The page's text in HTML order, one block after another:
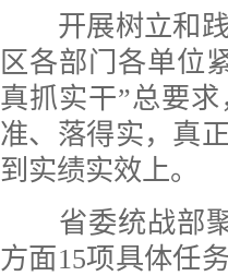
开展树立和践
区各部门各单位
真抓实干”总要
准、落得实，真
到实绩实效上。
省委统战部聚
方面15项具体任